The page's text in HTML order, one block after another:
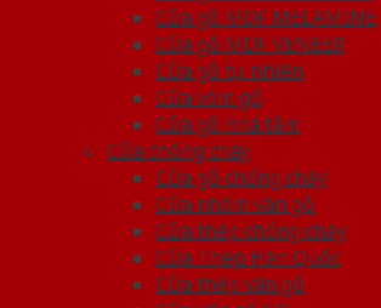
Cửa gỗ MDF MELAMINE
Cửa gỗ MDF VENEER
Cửa gỗ tự nhiên
Cửa vòm gỗ
Cửa gỗ nhà tắm
Cửa chống cháy
Cửa gỗ chống cháy
Cửa nhôm vân gỗ
Cửa thép chống cháy
Cửa Thép Hàn Quốc
Cửa thép vân gỗ